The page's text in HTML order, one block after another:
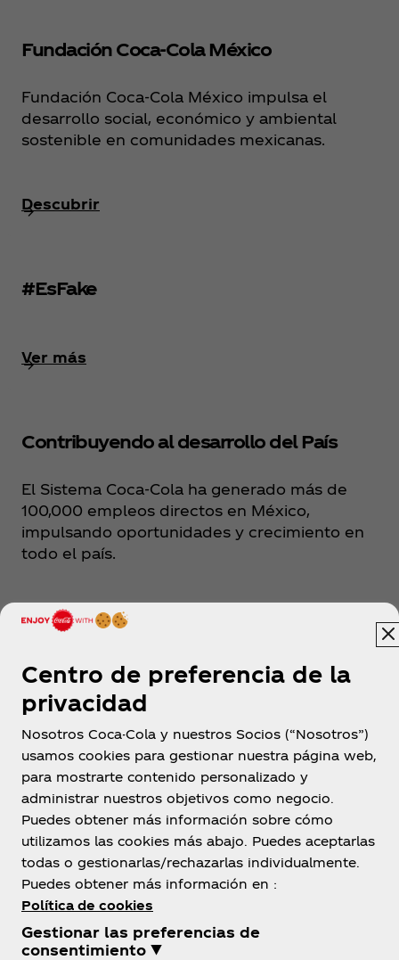
Fundación Coca‑Cola México
Fundación Coca‑Cola México impulsa el
desarrollo social, económico y ambiental
sostenible en comunidades mexicanas.
Descubrir
#EsFake
Ver más
Contribuyendo al desarrollo del País
El Sistema Coca‑Cola ha generado más de
100,000 empleos directos en México,
impulsando oportunidades y crecimiento en
todo el país.
Descubrir
México
Sobre nosotros
Centro de preferencia de la
privacidad
Nosotros Coca-Cola y nuestros Socios (“Nosotros”)
usamos cookies para gestionar nuestra página web,
para mostrarte contenido personalizado y
administrar nuestros objetivos como negocio.
Puedes obtener más información sobre cómo
utilizamos las cookies más abajo. Puedes aceptarlas
todas o gestionarlas/rechazarlas individualmente.
Puedes obtener más información en :
Política de cookies
Gestionar las preferencias de
consentimiento ▼